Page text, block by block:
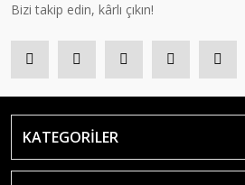
Bizi takip edin, kârlı çıkın!
KATEGORİLER